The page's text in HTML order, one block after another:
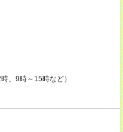
、9時～15時など）